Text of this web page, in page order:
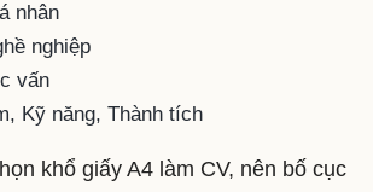
nhân
nghiệp
vấn
Kỹ năng, Thành tích
khổ giấy A4 làm CV, nên bố cục